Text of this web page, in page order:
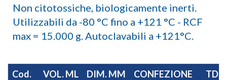
Non citotossiche, biologicamente inerti.
Utilizzabili da -80 °C fino a +121 °C - RCF
max = 15.000 g. Autoclavabili a +121°C.
Cod. VOL. ML DIM. MM CONFEZIONE TDS